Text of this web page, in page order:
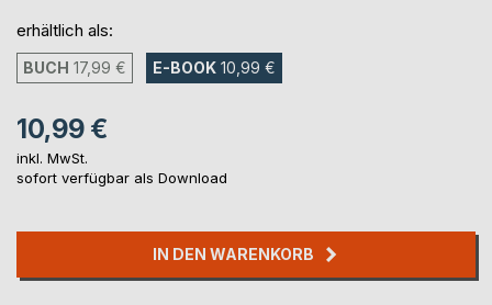
erhältlich als:
BUCH 17,99 € E-BOOK 10,99 €
10,99 €
inkl. MwSt.
sofort verfügbar als Download
IN DEN WARENKORB